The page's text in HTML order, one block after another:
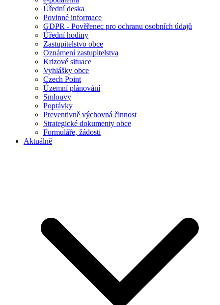
Úřední deska
Povinné informace
GDPR - Pověřenec pro ochranu osobních údajů
Úřední hodiny
Zastupitelstvo obce
Oznámení zastupitelstva
Krizové situace
Vyhlášky obce
Czech Point
Územní plánování
Smlouvy
Poptávky
Preventivně výchovná činnost
Strategické dokumenty obce
Formuláře, žádosti
Aktuálně